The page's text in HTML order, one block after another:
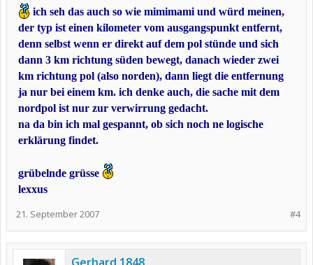
ich seh das auch so wie mimimami und würd meinen,
der typ ist einen kilometer vom ausgangspunkt entfernt,
denn selbst wenn er direkt auf dem pol stünde und sich
dann 3 km richtung süden bewegt, danach wieder zwei
km richtung pol (also norden), dann liegt die entfernung
ja nur bei einem km. ich denke auch, die sache mit dem
nordpol ist nur zur verwirrung gedacht.
na da bin ich mal gespannt, ob sich noch ne logische
erklärung findet.
grübelnde grüsse
lexxus
#4
21. September 2007